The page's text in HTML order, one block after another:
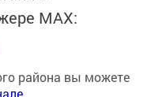
MАХ:
района вы можете